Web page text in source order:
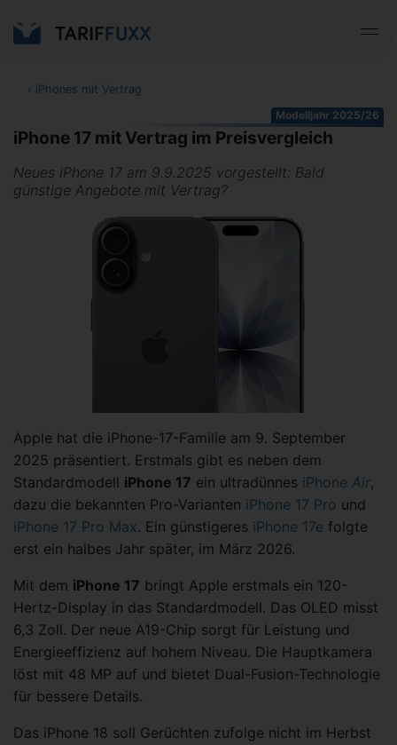
‹ iPhones mit Vertrag
Modelljahr 2025/26
iPhone 17 mit Vertrag im Preisvergleich
Neues iPhone 17 am 9.9.2025 vorgestellt: Bald
günstige Angebote mit Vertrag?
Apple hat die iPhone-17-Familie am 9. September
2025 präsentiert. Erstmals gibt es neben dem
Standardmodell iPhone 17 ein ultradünnes iPhone Air,
dazu die bekannten Pro-Varianten iPhone 17 Pro und
iPhone 17 Pro Max. Ein günstigeres iPhone 17e folgte
erst ein halbes Jahr später, im März 2026.
Mit dem iPhone 17 bringt Apple erstmals ein 120-
Hertz-Display in das Standardmodell. Das OLED misst
6,3 Zoll. Der neue A19-Chip sorgt für Leistung und
Energieeffizienz auf hohem Niveau. Die Hauptkamera
löst mit 48 MP auf und bietet Dual-Fusion-Technologie
für bessere Details.
Das iPhone 18 soll Gerüchten zufolge nicht im Herbst